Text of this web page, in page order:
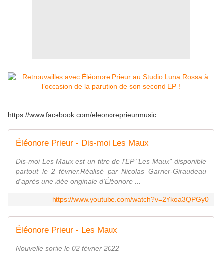
https://www.facebook.com/eleonoreprieurmusic
Éléonore Prieur - Dis-moi Les Maux
Dis-moi Les Maux est un titre de l'EP "Les Maux" disponible
partout le 2 février.Réalisé par Nicolas Garrier-Giraudeau
d'après une idée originale d'Éléonore ...
https://www.youtube.com/watch?v=2Ykoa3QPGy0
Éléonore Prieur - Les Maux
Nouvelle sortie le 02 février 2022